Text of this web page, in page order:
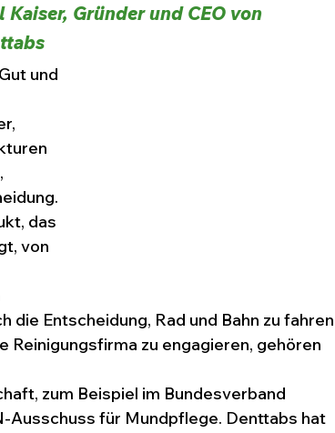
Kaiser, Gründer und CEO von
und
das
von
die Entscheidung, Rad und Bahn zu fahren
zu engagieren, gehören
zum Beispiel im Bundesverband
Ausschuss für Mundpflege. Denttabs hat